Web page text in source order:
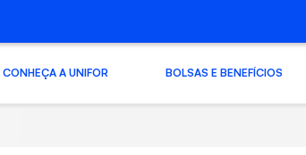
CONHEÇA A UNIFOR BOLSAS E BENEFÍCIOS